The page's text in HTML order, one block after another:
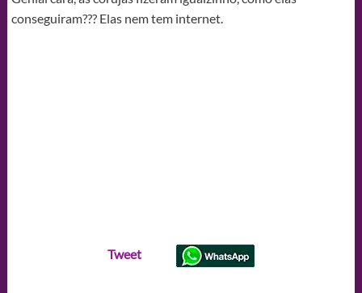
conseguiram??? Elas nem tem internet.
Tweet